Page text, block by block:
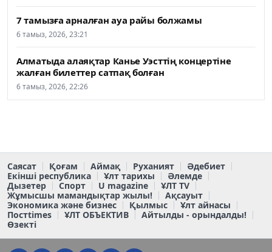
7 тамызға арналған ауа райы болжамы
6 тамыз, 2026, 23:21
Алматыда алаяқтар Канье Уэсттің концертіне
жалған билеттер сатпақ болған
6 тамыз, 2026, 22:26
Саясат Қоғам Аймақ Руханият
Әдебиет
Екінші республика
Ұлт тарихы
Әлемде
Дызетер
Спорт U magazine
ҰЛТ TV
Жұмысшы мамандықтар жылы!
Ақсауыт
Экономика және бизнес
Қылмыс
Ұлт айнасы
Постtimes
ҰЛТ ОБЪЕКТИВ
Айтылды - орындалды!
Өзекті